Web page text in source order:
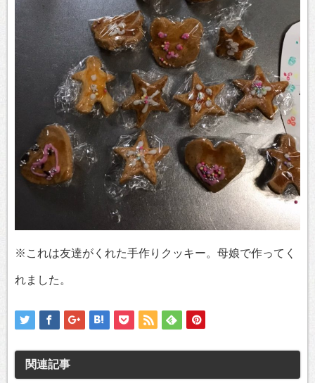
※これは友達がくれた手作りクッキー。母娘で作ってく
れました。
関連記事